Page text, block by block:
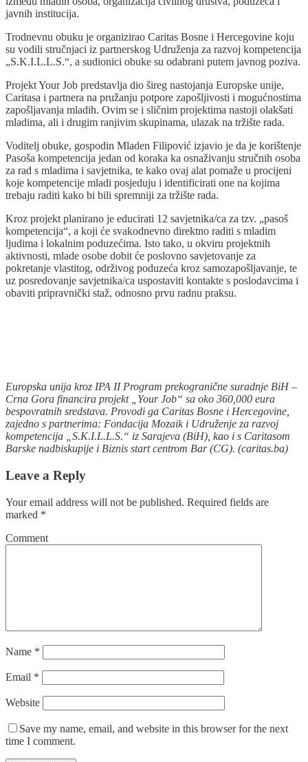
javnih institucija.
Trodnevnu obuku je organizirao Caritas Bosne i Hercegovine koju
su vodili stručnjaci iz partnerskog Udruženja za razvoj kompetencija
„S.K.I.L.L.S.“, a sudionici obuke su odabrani putem javnog poziva.
Projekt Your Job predstavlja dio šireg nastojanja Europske unije,
Caritasa i partnera na pružanju potpore zapošljivosti i mogućnostima
zapošljavanja mladih. Ovim se i sličnim projektima nastoji olakšati
mladima, ali i drugim ranjivim skupinama, ulazak na tržište rada.
Voditelj obuke, gospodin Mladen Filipović izjavio je da je korištenje
Pasoša kompetencija jedan od koraka ka osnaživanju stručnih osoba
za rad s mladima i savjetnika, te kako ovaj alat pomaže u procijeni
koje kompetencije mladi posjeduju i identificirati one na kojima
trebaju raditi kako bi bili spremniji za tržište rada.
Kroz projekt planirano je educirati 12 savjetnika/ca za tzv. „pasoš
kompetencija“, a koji će svakodnevno direktno raditi s mladim
ljudima i lokalnim poduzećima. Isto tako, u okviru projektnih
aktivnosti, mlade osobe dobit će poslovno savjetovanje za
pokretanje vlastitog, održivog poduzeća kroz samozapošljavanje, te
uz posredovanje savjetnika/ca uspostaviti kontakte s poslodavcima i
obaviti pripravnički staž, odnosno prvu radnu praksu.
Europska unija kroz IPA II Program prekogranične suradnje BiH –
Crna Gora financira projekt „Your Job“ sa oko 360,000 eura
bespovratnih sredstava. Provodi ga Caritas Bosne i Hercegovine,
zajedno s partnerima: Fondacija Mozaik i Udruženje za razvoj
kompetencija „S.K.I.L.L.S.“ iz Sarajeva (BiH), kao i s Caritasom
Barske nadbiskupije i Biznis start centrom Bar (CG). (caritas.ba)
Leave a Reply
Your email address will not be published. Required fields are
marked *
Comment
Name *
Email *
Website
Save my name, email, and website in this browser for the next
time I comment.